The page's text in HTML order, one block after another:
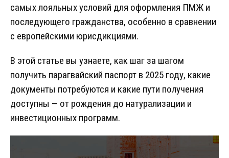
самых лояльных условий для оформления ПМЖ и
последующего гражданства, особенно в сравнении
с европейскими юрисдикциями.
В этой статье вы узнаете, как шаг за шагом
получить парагвайский паспорт в 2025 году, какие
документы потребуются и какие пути получения
доступны — от рождения до натурализации и
инвестиционных программ.